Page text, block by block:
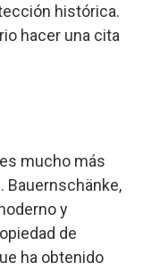
histórica.
hacer una cita
mucho más
Bauernschänke,
y
de
ha obtenido